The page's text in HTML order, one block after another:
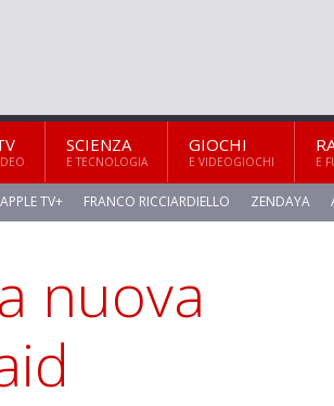
SCIENZA
E TECNOLOGIA
GIOCHI
E VIDEOGIOCHI E
APPLE TV+ FRANCO RICCIARDIELLO ZENDAYA
nuova